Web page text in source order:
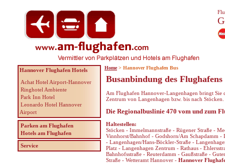
Busanbindung des
Am Flughafen Hannover-Langenhagen bringt
Zentrum von Langenhagen bzw. bis nach Stöcken.
Die Regionalbuslinie 470 vom und zum
Haltestellen:
Stöcken - Immelmannstraße - Rügener Straße -
Vinnhorst/Bahnhof - Godshorn/Am Schapdamm -
- Langenhagen/Hans-Böckler-Straße -
Platz - Langenhagen Zentrum - Rathaus -
Bahnhofsstraße - Reuterdamm - Gaußstraße -
Straße - Wetteramt Hannover - Hannover
Hannover Flughafen Hotels
Achat Hotel Airport-Hannover
Ringhotel Ambiente
Park Inn Hotel
Leonardo Hotel Hannover
Airport
Parken am Flughafen
Hotels am Flughafen
Service
Home > Hannover Flughafen Bus